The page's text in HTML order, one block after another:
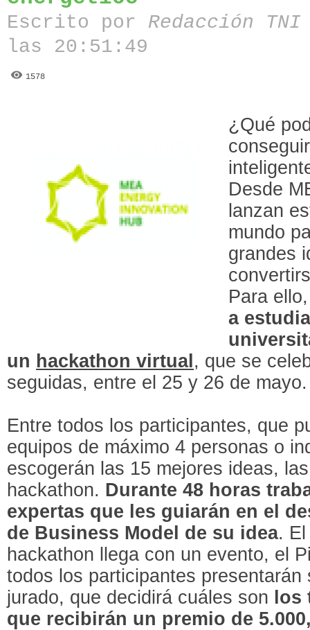
Escrito por Redacción
las 20:51:49
1578
¿Qué
Desde
lanzan
mundo
grandes
Para
a
un hackathon virtual, que se
seguidas, entre el 25 y 26 de mayo.
Entre todos los participantes, que
equipos de máximo 4 personas o
escogerán las 15 mejores ideas,
hackathon. Durante 48 horas
expertas que les guiarán en el
de Business Model de su idea. El
hackathon llega con un evento, el
todos los participantes
jurado, que decidirá cuáles son los
que recibirán un premio de